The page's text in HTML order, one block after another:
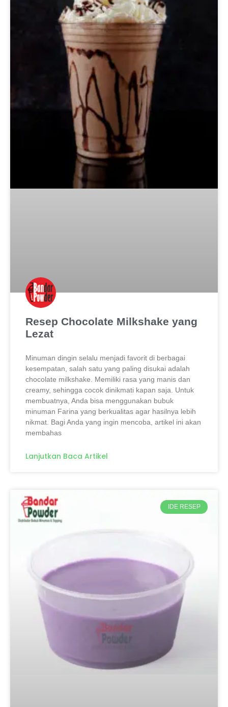
Resep Chocolate Milkshake yang
Lezat
Minuman dingin selalu menjadi favorit di berbagai
kesempatan, salah satu yang paling disukai adalah
chocolate milkshake. Memiliki rasa yang manis dan
creamy, sehingga cocok dinikmati kapan saja. Untuk
membuatnya, Anda bisa menggunakan bubuk
minuman Farina yang berkualitas agar hasilnya lebih
nikmat. Bagi Anda yang ingin mencoba, artikel ini akan
membahas
Lanjutkan Baca Artikel
IDE RESEP